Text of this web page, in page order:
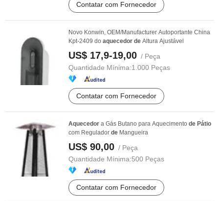
Contatar com Fornecedor
Novo Konwin, OEM/Manufacturer Autoportante China
Kpt-2409 do aquecedor de Altura Ajustável
US$ 17,9-19,00 / Peça
Quantidade Mínima:1.000 Peças
Contatar com Fornecedor
Aquecedor a Gás Butano para Aquecimento de Pátio
com Regulador de Mangueira
US$ 90,00 / Peça
Quantidade Mínima:500 Peças
Contatar com Fornecedor